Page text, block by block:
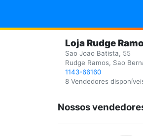
Loja Rudge
Sao Joao Batista, 55
Rudge Ramos, Sao
1143-66160
8 Vendedores
Nossos